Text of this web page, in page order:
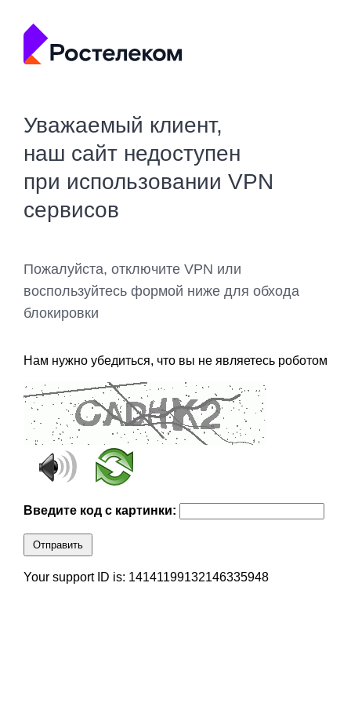
Уважаемый клиент,
наш сайт недоступен
при использовании VPN
сервисов
Пожалуйста, отключите VPN или
воспользуйтесь формой ниже для обхода
блокировки
Нам нужно убедиться, что вы не являетесь роботом
Введите код с картинки:
Отправить
Your support ID is: 14141199132146335948